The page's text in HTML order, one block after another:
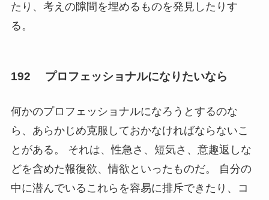
たり、考えの隙間を埋めるものを発見したりす
る。
192 プロフェッショナルになりたいなら
何かのプロフェッショナルになろうとするのな
ら、あらかじめ克服しておかなければならないこ
とがある。 それは、性急さ、短気さ、意趣返しな
どを含めた報復欲、情欲といったものだ。 自分の
中に潜んでいるこれらを容易に排斥できたり、コ